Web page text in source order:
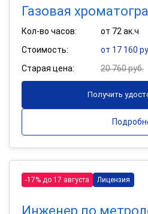
Газовая
Кол-во часов:
от 72 ак.ч
Стоимость:
от 17 160
Старая цена:
20 760 руб.
Получить
-17% до 17 августа Лицензия
Инженер по